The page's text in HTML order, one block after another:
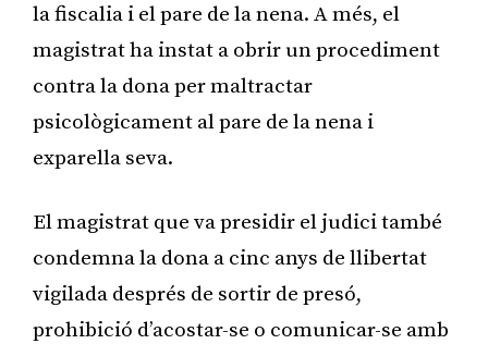
la fiscalia i el pare de la nena. A més, el
magistrat ha instat a obrir un procediment
contra la dona per maltractar
psicològicament al pare de la nena i
exparella seva.
El magistrat que va presidir el judici també
condemna la dona a cinc anys de llibertat
vigilada després de sortir de presó,
prohibició d’acostar-se o comunicar-se amb